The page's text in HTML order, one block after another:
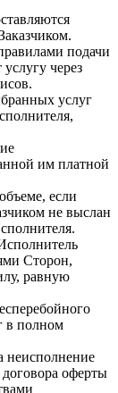
подачи
через
услуг
им платной
если
не выслан
Сторон,
равную
в полном
неисполнение
оферты